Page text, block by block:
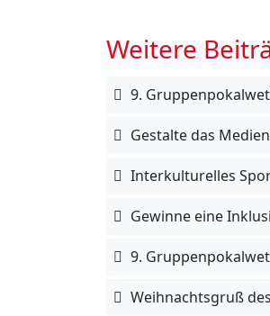
Weitere
9.
Gestalte das
Interkulturelles
Gewinne eine
9.
Weihnachtsgruß